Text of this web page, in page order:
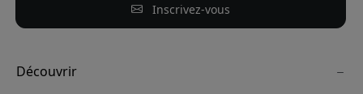
Inscrivez-vous
Découvrir